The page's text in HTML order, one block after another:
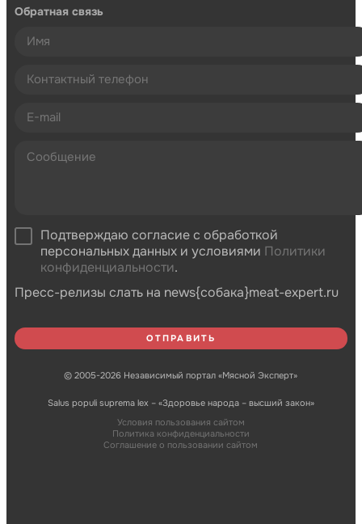
Обратная связь
Подтверждаю согласие с обработкой
персональных данных и условиями Политики
конфиденциальности.
Пресс-релизы слать на news{собака}meat-expert.ru
© 2005-2026 Независимый портал «Мясной Эксперт»
Salus populi suprema lex – «Здоровье народа – высший закон»
Условия пользования сайтом
Политика конфиденциальности
Соглашение о пользовании сайтом